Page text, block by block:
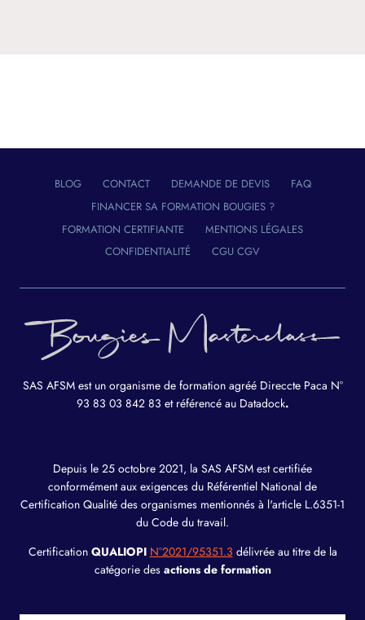
BLOG CONTACT DEMANDE DE DEVIS
FAQ
FINANCER SA FORMATION BOUGIES ?
FORMATION CERTIFIANTE
MENTIONS LÉGALES
CONFIDENTIALITÉ
CGU CGV
SAS AFSM est un organisme de formation agréé Direccte Paca N°
93 83 03 842 83 et référencé au Datadock.
Depuis le 25 octobre 2021, la SAS AFSM est certifiée
conformément aux exigences du Référentiel National de
Certification Qualité des organismes mentionnés à l'article L.6351-1
du Code du travail.
Certification QUALIOPI N°2021/95351.3 délivrée au titre de la
catégorie des actions de formation